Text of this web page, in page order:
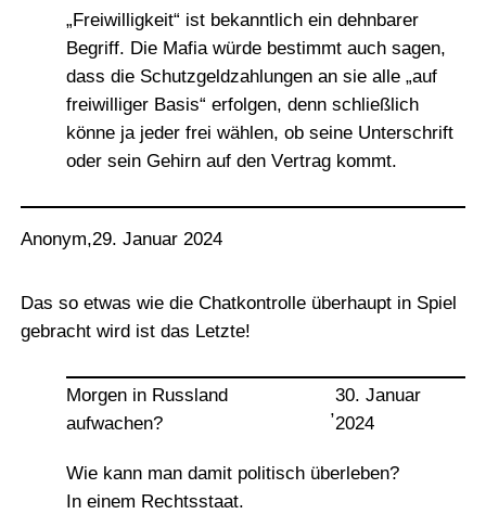
„Freiwilligkeit“ ist bekanntlich ein dehnbarer
Begriff. Die Mafia würde bestimmt auch sagen,
dass die Schutzgeldzahlungen an sie alle „auf
freiwilliger Basis“ erfolgen, denn schließlich
könne ja jeder frei wählen, ob seine Unterschrift
oder sein Gehirn auf den Vertrag kommt.
Anonym,29. Januar 2024
Das so etwas wie die Chatkontrolle überhaupt in Spiel
gebracht wird ist das Letzte!
Morgen in Russland
aufwachen?
,
30. Januar
2024
Wie kann man damit politisch überleben?
In einem Rechtsstaat.